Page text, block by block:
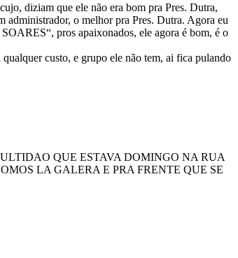
diziam que ele não era bom pra Pres. Dutra,
administrador, o melhor pra Pres. Dutra. Agora eu
pros apaixonados, ele agora é bom, é o
custo, e grupo ele não tem, ai fica pulando
QUE ESTAVA DOMINGO NA RUA
LA GALERA E PRA FRENTE QUE SE